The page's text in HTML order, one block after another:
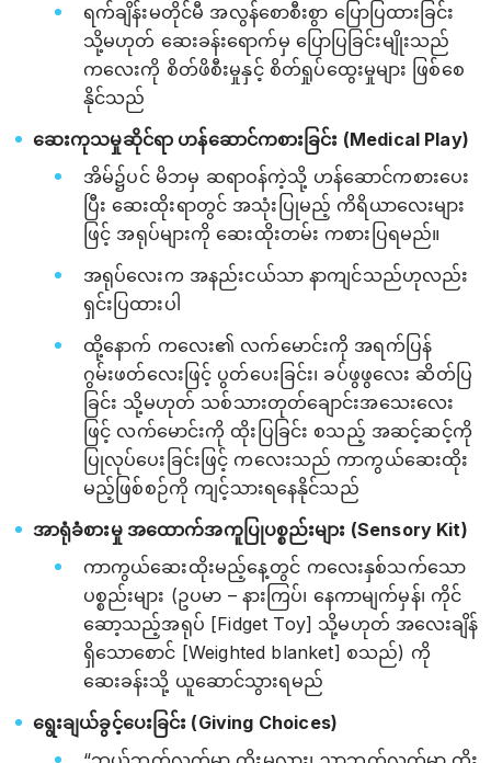
ရက်ချိန်းမတိုင်မီ အလွန်စောစီးစွာ ပြောပြထားခြင်း
သို့မဟုတ် ဆေးခန်းရောက်မှ ပြောပြခြင်းမျိုးသည်
ကလေးကို စိတ်ဖိစီးမှုနှင့် စိတ်ရှုပ်ထွေးမှုများ ဖြစ်စေ
နိုင်သည်
ဆေးကုသမှုဆိုင်ရာ ဟန်ဆောင်ကစားခြင်း (Medical Play)
အိမ်၌ပင် မိဘမှ ဆရာဝန်ကဲ့သို့ ဟန်ဆောင်ကစားပေး
ပြီး ဆေးထိုးရာတွင် အသုံးပြုမည့် ကိရိယာလေးများ
ဖြင့် အရုပ်များကို ဆေးထိုးတမ်း ကစားပြရမည်။
အရုပ်လေးက အနည်းငယ်သာ နာကျင်သည်ဟုလည်း
ရှင်းပြထားပါ
ထို့နောက် ကလေး၏ လက်မောင်းကို အရက်ပြန်
ဂွမ်းဖတ်လေးဖြင့် ပွတ်ပေးခြင်း၊ ခပ်ဖွဖွလေး ဆိတ်ပြ
ခြင်း သို့မဟုတ် သစ်သားတုတ်ချောင်းအသေးလေး
ဖြင့် လက်မောင်းကို ထိုးပြခြင်း စသည့် အဆင့်ဆင့်ကို
ပြုလုပ်ပေးခြင်းဖြင့် ကလေးသည် ကာကွယ်ဆေးထိုး
မည့်ဖြစ်စဉ်ကို ကျင့်သားရနေနိုင်သည်
အာရုံခံစားမှု အထောက်အကူပြုပစ္စည်းများ (Sensory Kit)
ကာကွယ်ဆေးထိုးမည့်နေ့တွင် ကလေးနှစ်သက်သော
ပစ္စည်းများ (ဥပမာ – နားကြပ်၊ နေကာမျက်မှန်၊ ကိုင်
ဆော့သည့်အရုပ် [Fidget Toy] သို့မဟုတ် အလေးချိန်
ရှိသောစောင် [Weighted blanket] စသည်) ကို
ဆေးခန်းသို့ ယူဆောင်သွားရမည်
ရွေးချယ်ခွင့်ပေးခြင်း (Giving Choices)